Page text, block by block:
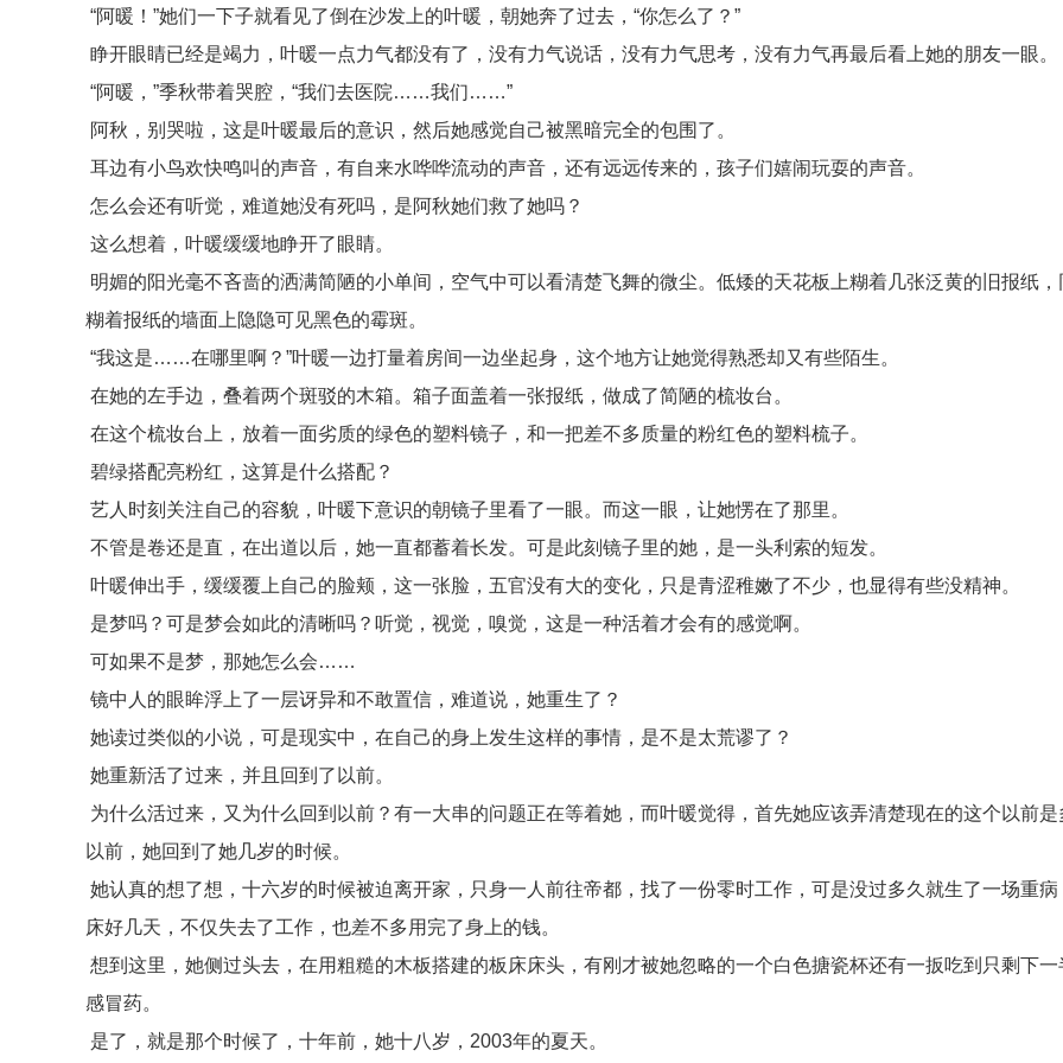
“阿暖！”她们一下子就看见了倒在沙发上的叶暖，朝她奔了过去，“你怎么了？”
睁开眼睛已经是竭力，叶暖一点力气都没有了，没有力气说话，没有力气思考，没有力气再最后看上她的朋友一眼。
“阿暖，”季秋带着哭腔，“我们去医院……我们……”
阿秋，别哭啦，这是叶暖最后的意识，然后她感觉自己被黑暗完全的包围了。
耳边有小鸟欢快鸣叫的声音，有自来水哗哗流动的声音，还有远远传来的，孩子们嬉闹玩耍的声音。
怎么会还有听觉，难道她没有死吗，是阿秋她们救了她吗？
这么想着，叶暖缓缓地睁开了眼睛。
明媚的阳光毫不吝啬的洒满简陋的小单间，空气中可以看清楚飞舞的微尘。低矮的天花板上糊着几张泛黄的旧报纸，
糊着报纸的墙面上隐隐可见黑色的霉斑。
“我这是……在哪里啊？”叶暖一边打量着房间一边坐起身，这个地方让她觉得熟悉却又有些陌生。
在她的左手边，叠着两个斑驳的木箱。箱子面盖着一张报纸，做成了简陋的梳妆台。
在这个梳妆台上，放着一面劣质的绿色的塑料镜子，和一把差不多质量的粉红色的塑料梳子。
碧绿搭配亮粉红，这算是什么搭配？
艺人时刻关注自己的容貌，叶暖下意识的朝镜子里看了一眼。而这一眼，让她愣在了那里。
不管是卷还是直，在出道以后，她一直都蓄着长发。可是此刻镜子里的她，是一头利索的短发。
叶暖伸出手，缓缓覆上自己的脸颊，这一张脸，五官没有大的变化，只是青涩稚嫩了不少，也显得有些没精神。
是梦吗？可是梦会如此的清晰吗？听觉，视觉，嗅觉，这是一种活着才会有的感觉啊。
可如果不是梦，那她怎么会……
镜中人的眼眸浮上了一层讶异和不敢置信，难道说，她重生了？
她读过类似的小说，可是现实中，在自己的身上发生这样的事情，是不是太荒谬了？
她重新活了过来，并且回到了以前。
为什么活过来，又为什么回到以前？有一大串的问题正在等着她，而叶暖觉得，首先她应该弄清楚现在的这个以前是
以前，她回到了她几岁的时候。
她认真的想了想，十六岁的时候被迫离开家，只身一人前往帝都，找了一份零时工作，可是没过多久就生了一场重病
床好几天，不仅失去了工作，也差不多用完了身上的钱。
想到这里，她侧过头去，在用粗糙的木板搭建的板床床头，有刚才被她忽略的一个白色搪瓷杯还有一扳吃到只剩下一
感冒药。
是了，就是那个时候了，十年前，她十八岁，2003年的夏天。